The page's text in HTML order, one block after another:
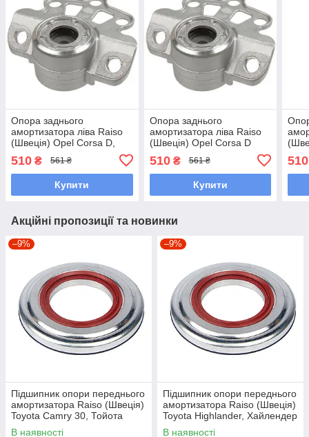
Опора заднього
амортизатора ліва Raiso
(Швеція) Opel Corsa D,
#RC02451 UAKGIXS7
510 ₴ 561 ₴
Купити
Опора заднього
амортизатора ліва Raiso
(Швеція) Opel Corsa D
Hatchback, Опель Корса Д
06 - #RC02451
UADEGCW7
510₴ 561 ₴
Купити
510
Акційні пропозиції та новинки
–9%
Підшипник опори переднього
амортизатора Raiso (Швеція)
Toyota Camry 30, Тойота
Кармі 01-06 #RC63014
В наявності
–9%
Підшипник опори переднього
амортизатора Raiso (Швеція)
Toyota Highlander, Хайлендер
00-07 #RC63014 UAJHAQE7
В наявності